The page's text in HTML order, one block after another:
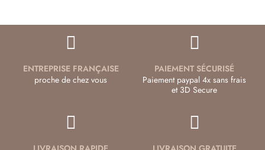
ENTREPRISE FRANÇAISE
proche de chez vous
PAIEMENT SÉCURISÉ
Paiement paypal 4x sans frais
et 3D Secure